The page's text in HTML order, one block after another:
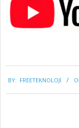
08-
08
BY: FREETEKNOLOJI